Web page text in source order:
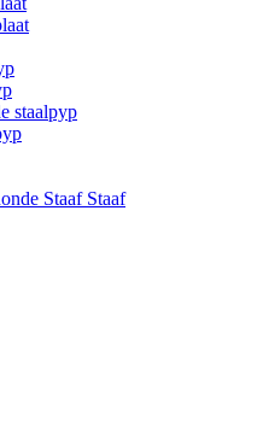
staalpyp
Staaf Staaf